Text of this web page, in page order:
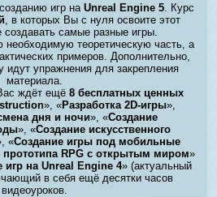
игр наUnreal Engine 5 . Курс
, в которых Вы с нуля освоите этот
самые разные игры.
теоретическую часть, а
примеров. Дополнительно,
идут упражнения для закрепления
материала.
ждёт ещё8 бесплатных ценных
», «Разработка 2D-игры»,
дня и ночи», «Создание
», «Создание искусственного
«Создание игры под мобильные
прототипа RPG с открытым миром»
игр на Unreal Engine 4» (актуальный
в себя ещё десятки часов
видеоуроков.